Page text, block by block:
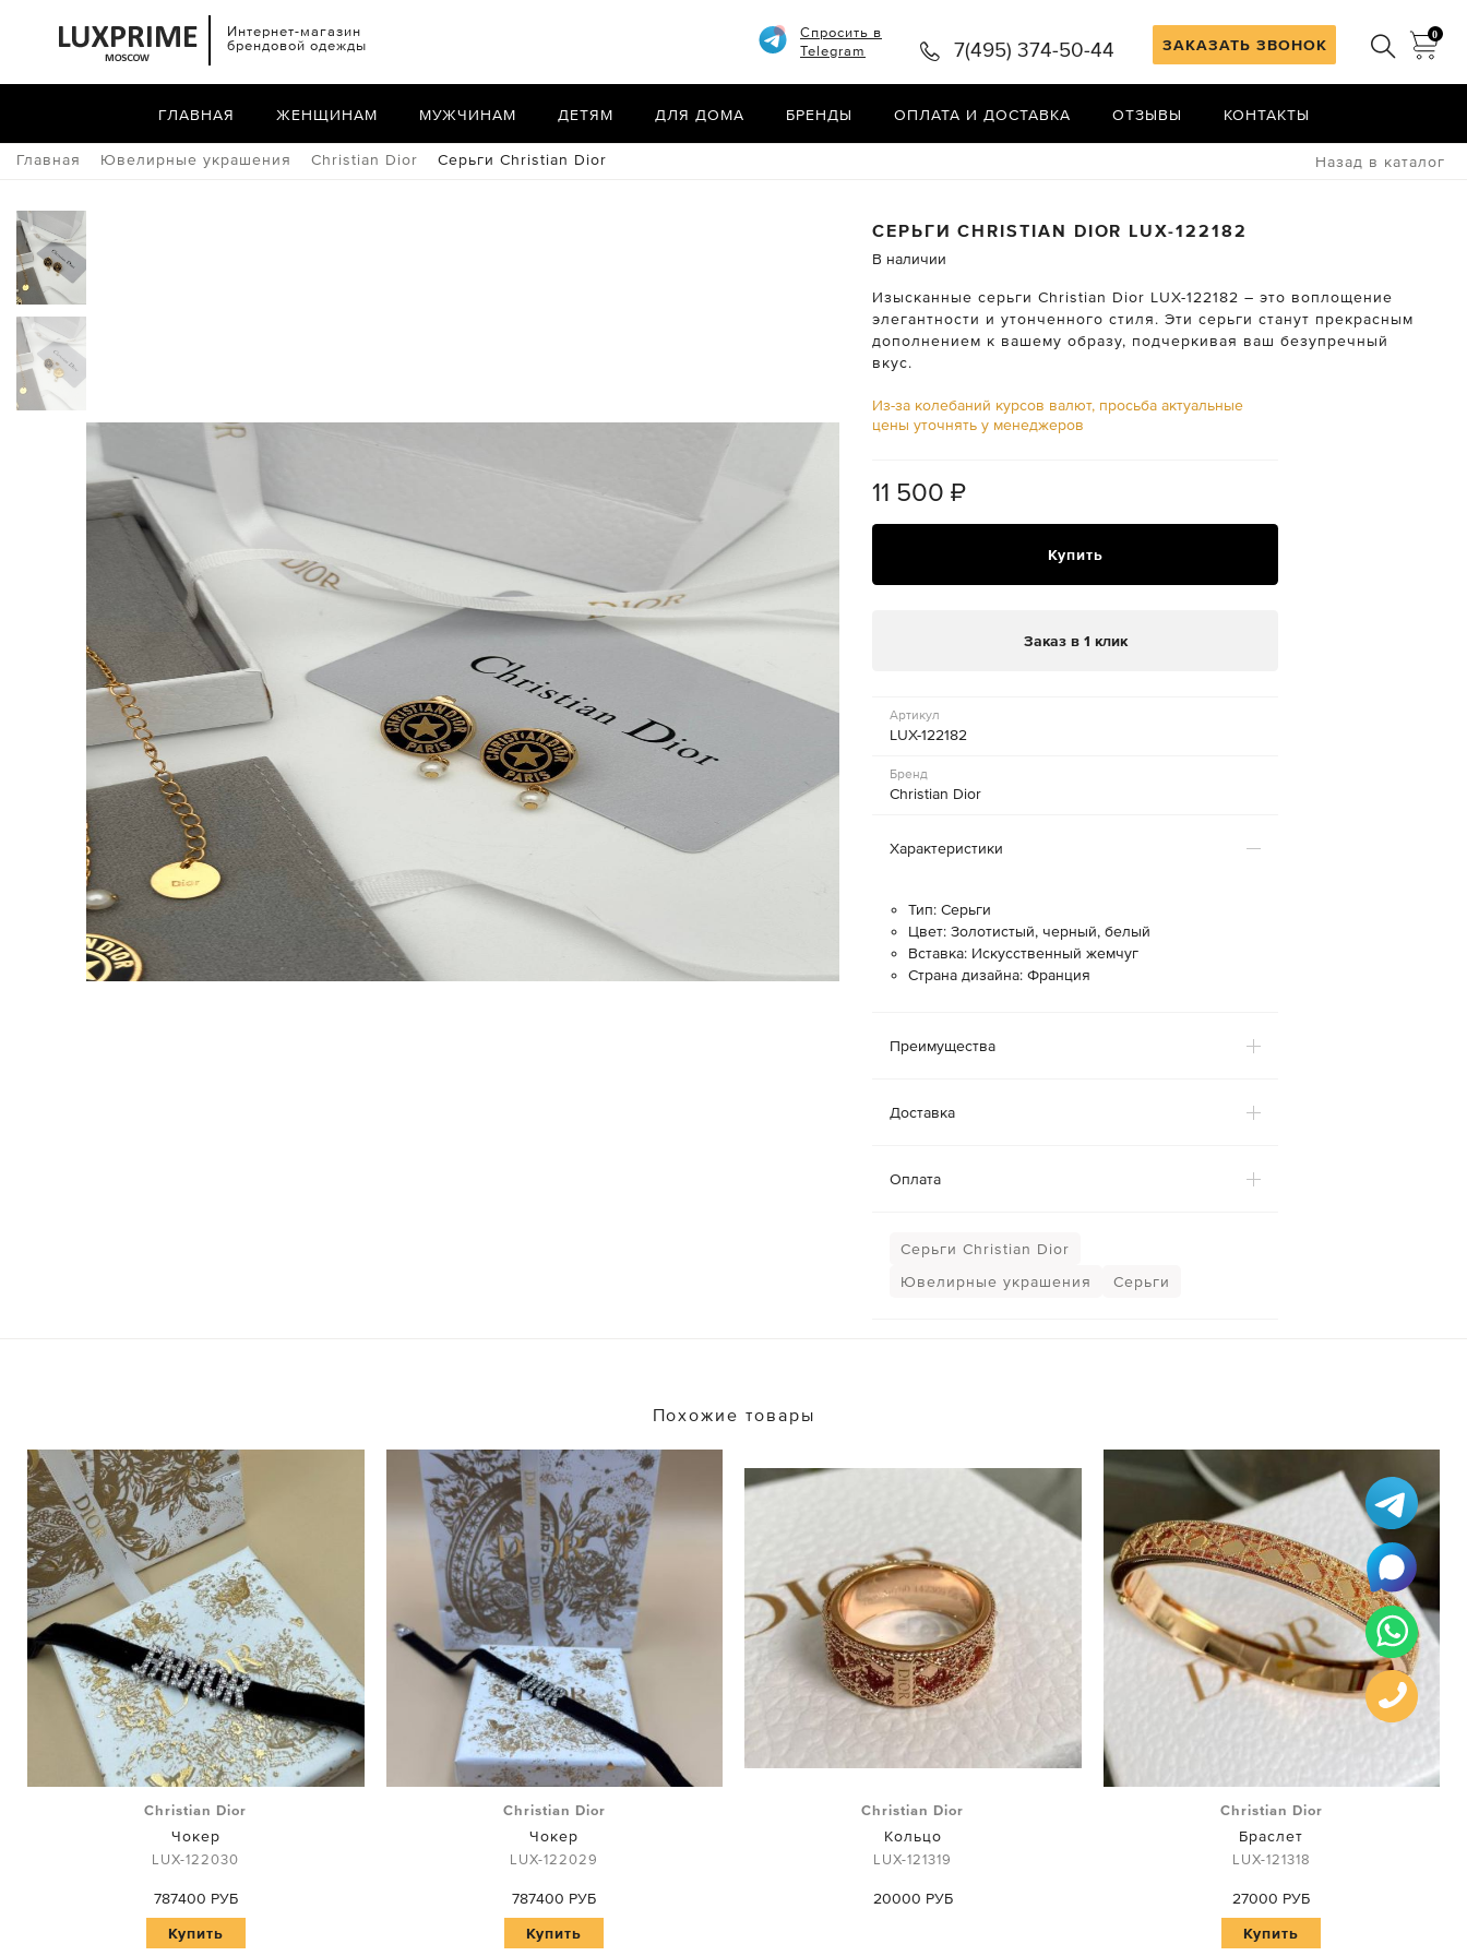
Интернет-магазин
брендовой одежды
ЗАКАЗАТЬ ЗВОНОК
0
Спросить в
Telegram
7(495) 374-50-44
ГЛАВНАЯ ЖЕНЩИНАМ МУЖЧИНАМ ДЕТЯМ ДЛЯ ДОМА БРЕНДЫ ОПЛАТА И ДОСТАВКА ОТЗЫВЫ КОНТАКТЫ
Главная Ювелирные украшения Christian Dior Серьги Christian Dior Назад в каталог
СЕРЬГИCHRISTIAN DIOR LUX-122182
В наличии
Изысканные серьги Christian Dior LUX-122182 – это воплощение
элегантности и утонченного стиля. Эти серьги станут прекрасным
дополнением к вашему образу, подчеркивая ваш безупречный
вкус.
Из-за колебаний курсов валют, просьба актуальные
цены уточнять у менеджеров
11 500 ₽
Купить
Заказ в 1 клик
Артикул
LUX-122182
Бренд
Christian Dior
Характеристики
Тип: Серьги
Цвет: Золотистый, черный, белый
Вставка: Искусственный жемчуг
Страна дизайна: Франция
Преимущества
Доставка
Оплата
Серьги Christian Dior
Ювелирные украшения
Серьги
Похожие товары
Christian Dior
Чокер
LUX-122030
787400 РУБ
Купить
Christian Dior
Чокер
LUX-122029
787400 РУБ
Купить
Christian Dior
Кольцо
LUX-121319
20000 РУБ
Christian Dior
Браслет
LUX-121318
27000 РУБ
Купить